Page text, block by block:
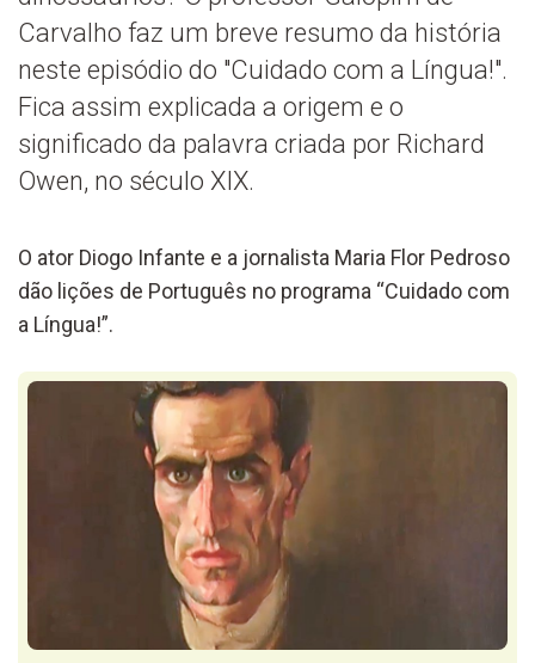
Carvalho faz um breve resumo da história
neste episódio do "Cuidado com a Língua!".
Fica assim explicada a origem e o
significado da palavra criada por Richard
Owen, no século XIX.
O ator Diogo Infante e a jornalista Maria Flor Pedroso
dão lições de Português no programa “Cuidado com
a Língua!”.